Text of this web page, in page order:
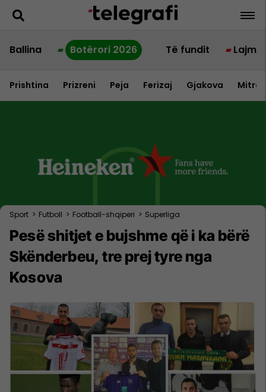
Ballina Botërori 2026 Të fundit Lajme
Prishtina Prizreni Peja Ferizaj Gjakova
Sport > Futboll > Football-shqiperi > Superliga
Pesë shitjet e bujshme që i ka bërë
Skënderbeu, tre prej tyre nga
Kosova